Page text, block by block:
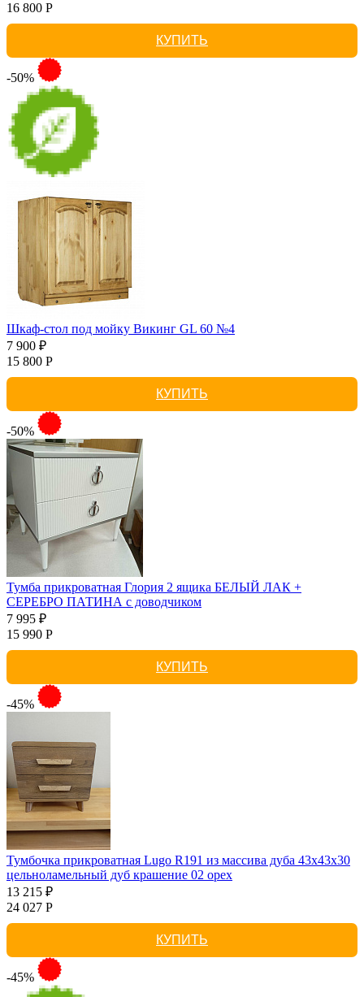
16 800 Р
КУПИТЬ
-50%
Шкаф-стол под мойку Викинг GL 60 №4
7 900 ₽
15 800 Р
КУПИТЬ
-50%
Тумба прикроватная Глория 2 ящика БЕЛЫЙ ЛАК +
СЕРЕБРО ПАТИНА с доводчиком
7 995 ₽
15 990 Р
КУПИТЬ
-45%
Тумбочка прикроватная Lugo R191 из массива дуба 43х43х30
цельноламельный дуб крашение 02 орех
13 215 ₽
24 027 Р
КУПИТЬ
-45%